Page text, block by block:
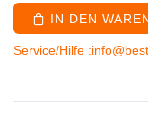
IN DEN
Service/Hilfe